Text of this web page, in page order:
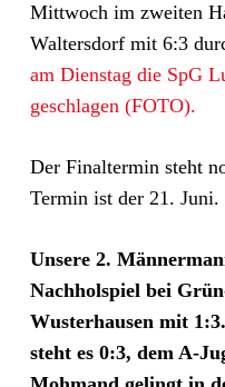
Mittwoch im zweiten
Waltersdorf mit 6:3
am Dienstag die SpG
geschlagen (FOTO).
Der Finaltermin steht
Termin ist der 21. Juni.
Unsere 2.
Nachholspiel bei
Wusterhausen mit
steht es 0:3, dem A-